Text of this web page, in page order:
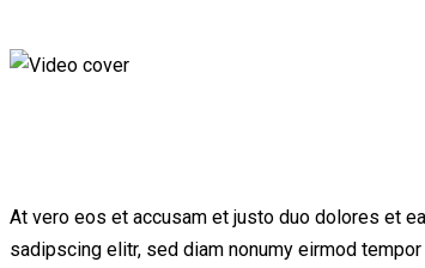
At vero eos et accusam et justo duo dolores et
sadipscing elitr, sed diam nonumy eirmod